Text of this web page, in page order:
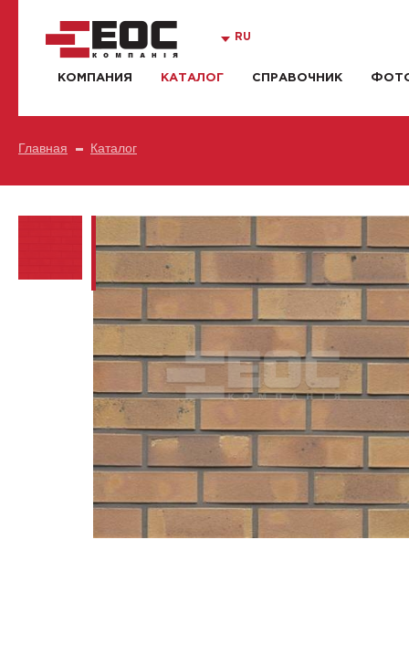
RU
КОМПАНИЯ КАТАЛОГ СПРАВОЧНИК
Главная Каталог